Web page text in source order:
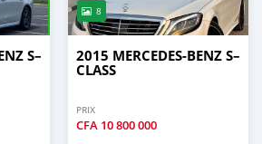
S–
8
2015 MERCEDES-BENZ S–
CLASS
PRIX
CFA 10 800 000